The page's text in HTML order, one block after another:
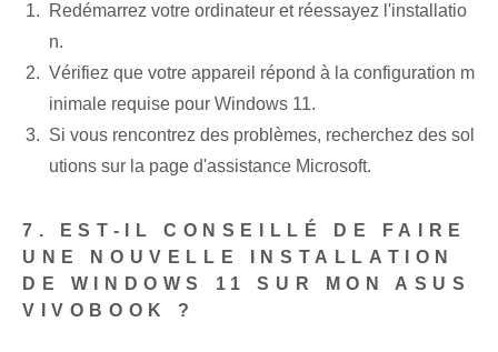
Redémarrez votre ordinateur et réessayez l'installatio
n.
Vérifiez que votre appareil répond à la configuration m
inimale requise pour Windows 11.
Si vous rencontrez des problèmes, recherchez des sol
utions sur la page d'assistance Microsoft.
7. EST-IL CONSEILLÉ DE FAIRE
UNE NOUVELLE INSTALLATION
DE WINDOWS 11 SUR MON ASUS
VIVOBOOK ?